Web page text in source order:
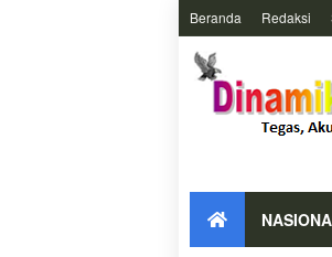
Beranda Redaksi